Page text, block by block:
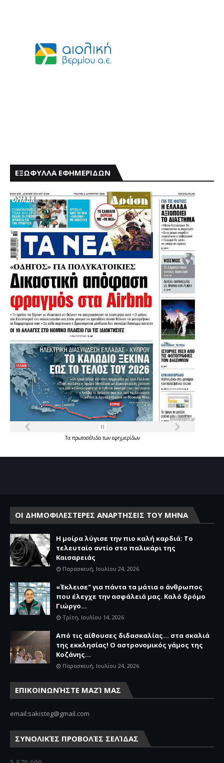
ΕΞΩΦΥΛΛΑ ΕΦΗΜΕΡΙΔΩΝ
Τα πρωτοσέλιδατων εφημερίδων
ΟΙ ΔΗΜΟΦΙΛΕΣΤΕΡΕΣ ΑΝΑΡΤΗΣΕΙΣ ΤΟΥ ΜΗΝΑ
Η μοίρα λύγισε την πιο καλή καρδιά: Το
τελευταίο αντίο στο παλικάρι της
Καισαρειάς
Παρασκευή, Ιουλίου 24, 2026
«Έκλεισε" για πάντα τα μάτια ο άνθρωπος
που έλεγχε την ασφάλειά μας. Καλό δρόμο
Γιώργο...
Τρίτη, Ιουλίου 14, 2026
Από τις αίθουσες διδασκαλίας… στα σκαλιά
της εκκλησίας! Ο αστρονομικός γάμος της
Κοζάνης...
Παρασκευή, Ιουλίου 24, 2026
ΕΠΙΚΟΙΝΩΝΉΣΤΕ ΜΑΖΊ ΜΑΣ
email:sakisteg@gmail.com
ΣΥΝΟΛΙΚΈΣ ΠΡΟΒΟΛΈΣ ΣΕΛΊΔΑΣ